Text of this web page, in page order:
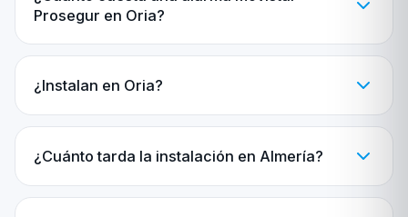
Prosegur en Oria?
¿Instalan en Oria?
¿Cuánto tarda la instalación en Almería?